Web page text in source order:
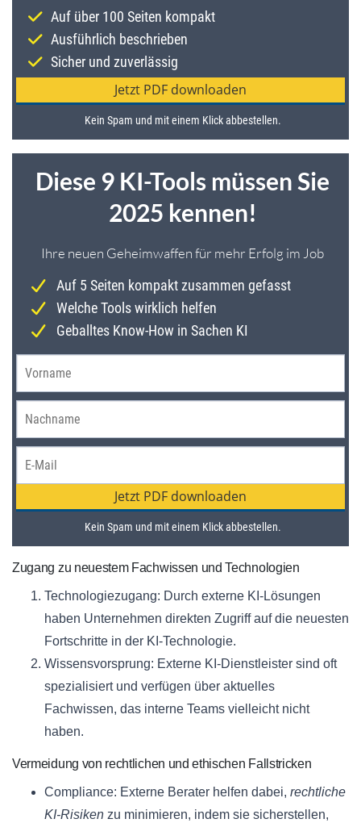
Zugang zu neuestem Fachwissen und Technologien
Technologiezugang: Durch externe KI-Lösungen
haben Unternehmen direkten Zugriff auf die neuesten
Fortschritte in der KI-Technologie.
Wissensvorsprung: Externe KI-Dienstleister sind oft
spezialisiert und verfügen über aktuelles
Fachwissen, das interne Teams vielleicht nicht
haben.
Vermeidung von rechtlichen und ethischen Fallstricken
Compliance: Externe Berater helfen dabei, rechtliche
KI-Risiken zu minimieren, indem sie sicherstellen,